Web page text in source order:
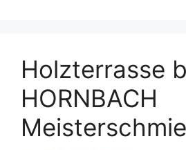
Holzterrasse
HORNBACH